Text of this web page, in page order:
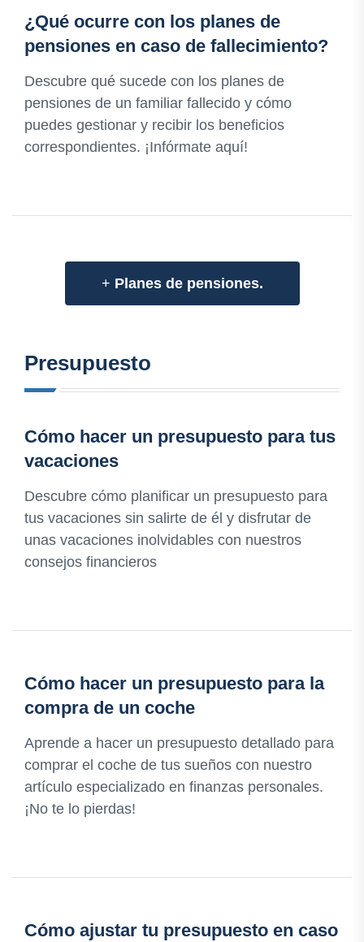
¿Qué ocurre con los planes de
pensiones en caso de fallecimiento?
Descubre qué sucede con los planes de
pensiones de un familiar fallecido y cómo
puedes gestionar y recibir los beneficios
correspondientes. ¡Infórmate aquí!
+ Planes de pensiones.
Presupuesto
Cómo hacer un presupuesto para tus
vacaciones
Descubre cómo planificar un presupuesto para
tus vacaciones sin salirte de él y disfrutar de
unas vacaciones inolvidables con nuestros
consejos financieros
Cómo hacer un presupuesto para la
compra de un coche
Aprende a hacer un presupuesto detallado para
comprar el coche de tus sueños con nuestro
artículo especializado en finanzas personales.
¡No te lo pierdas!
Cómo ajustar tu presupuesto en caso